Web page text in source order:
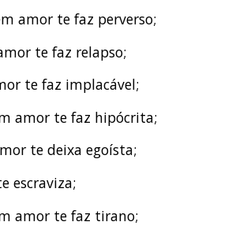
amor te faz perverso;
te faz relapso;
te faz implacável;
amor te faz hipócrita;
te deixa egoísta;
escraviza;
amor te faz tirano;